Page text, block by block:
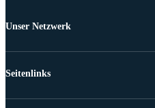
Unser Netzwerk
Seitenlinks